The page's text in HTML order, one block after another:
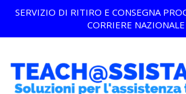
SERVIZIO DI RITIRO E CONSEGNA
CORRIERE NAZIONALE